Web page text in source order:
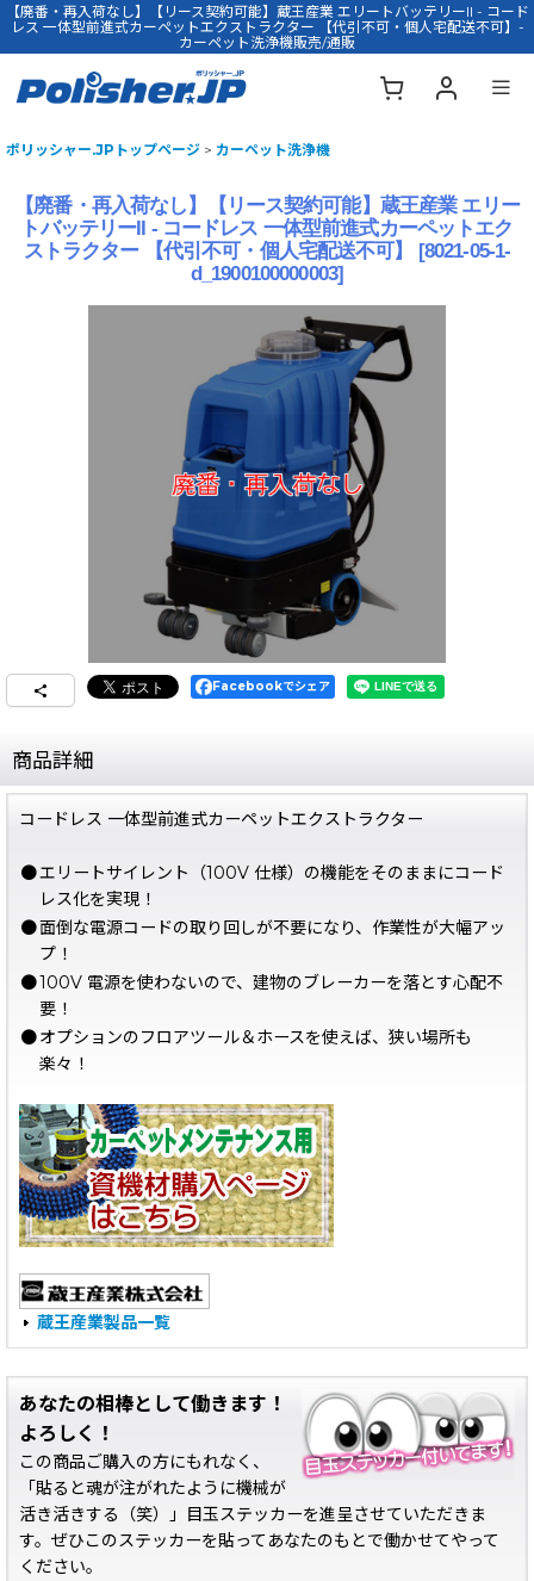
【廃番・再入荷なし】【リース契約可能】蔵王産業 エリートバッテリーII - コード
レス 一体型前進式カーペットエクストラクター 【代引不可・個人宅配送不可】-
カーペット洗浄機販売/通販
ポリッシャー.JPトップページ > カーペット洗浄機
【廃番・再入荷なし】【リース契約可能】蔵王産業 エリー
トバッテリーII - コードレス 一体型前進式カーペットエク
ストラクター 【代引不可・個人宅配送不可】
[8021-05-1-
d_1900100000003]
Facebookでシェア
商品詳細
コードレス 一体型前進式カーペットエクストラクター
●エリートサイレント（100V 仕様）の機能をそのままにコード
レス化を実現！
●面倒な電源コードの取り回しが不要になり、作業性が大幅アッ
プ！
●100V 電源を使わないので、建物のブレーカーを落とす心配不
要！
●オプションのフロアツール＆ホースを使えば、狭い場所も
楽々！
蔵王産業製品一覧
あなたの相棒として働きます！
よろしく！
この商品ご購入の方にもれなく、
「貼ると魂が注がれたように機械が
活き活きする（笑）」目玉ステッカーを進呈させていただきま
す。ぜひこのステッカーを貼ってあなたのもとで働かせてやって
ください。